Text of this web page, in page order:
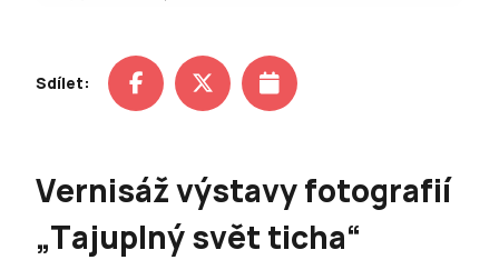
Sdílet:
Vernisáž výstavy fotografií
„Tajuplný svět ticha“